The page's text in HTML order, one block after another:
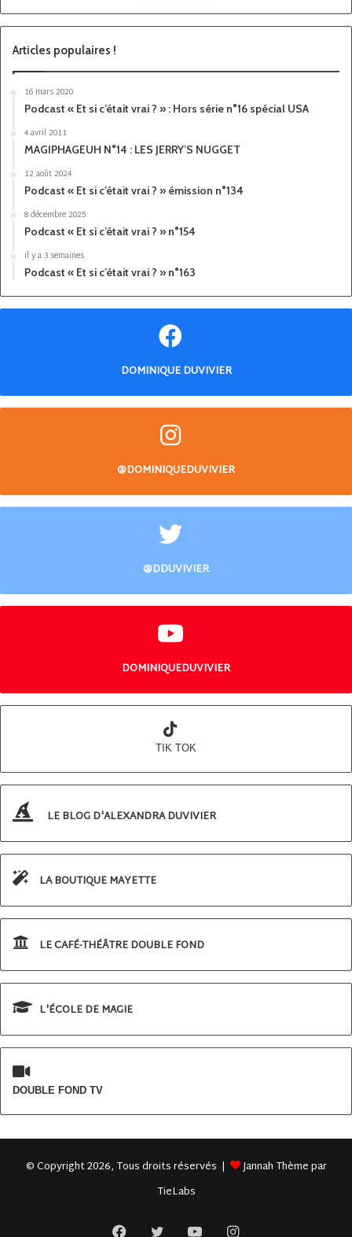
Articles populaires !
16 mars 2020
Podcast « Et si c’était vrai ? » : Hors série n°16 spécial USA
4 avril 2011
MAGIPHAGEUH N°14 : LES JERRY’S NUGGET
12 août 2024
Podcast « Et si c’était vrai ? » émission n°134
8 décembre 2025
Podcast « Et si c’était vrai ? » n°154
il y a 3 semaines
Podcast « Et si c’était vrai ? » n°163
DOMINIQUE DUVIVIER
@DOMINIQUEDUVIVIER
@DDUVIVIER
DOMINIQUEDUVIVIER
TIK TOK
LE BLOG D'ALEXANDRA DUVIVIER
LA BOUTIQUE MAYETTE
LE CAFÉ-THÉÂTRE DOUBLE FOND
L'ÉCOLE DE MAGIE
DOUBLE FOND TV
© Copyright 2026, Tous droits réservés |
Jannah Thème par
TieLabs
Facebook
TwitterYouTubeInstagram